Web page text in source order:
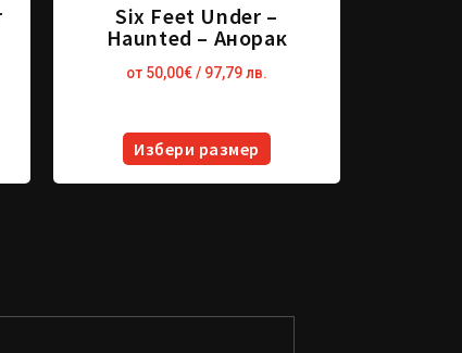
Six Feet Under –
Haunted – Анорак
от 50,00€/ 97,79 лв.
Избери размер